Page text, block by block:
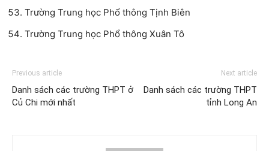
Trường Trung học Phổ thông Tịnh Biên
Trường Trung học Phổ thông Xuân Tô
Previous article
Danh sách các trường THPT ở
Củ Chi mới nhất
Next article
Danh sách các trường THPT
tỉnh Long An